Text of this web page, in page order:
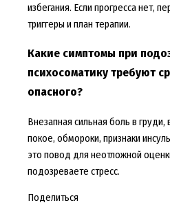
избегания. Если прогресса нет,
триггеры и план терапии.
Какие симптомы при
психосоматику требуют
опасного?
Внезапная сильная боль в
покое, обмороки, признаки
это повод для неотложной
подозреваете стресс.
Поделиться